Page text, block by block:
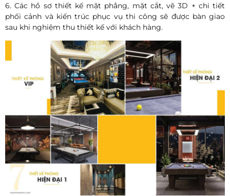
6. Các hồ sơ thiết kế mặt phẳng, mặt cắt, vẽ 3D + chi tiết
phối cảnh và kiến trúc phục vụ thi công sẽ được bàn giao
sau khi nghiệm thu thiết kế với khách hàng.